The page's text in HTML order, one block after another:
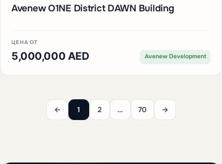
Avenew O1NE District DAWN Building
ЦЕНА ОТ
5,000,000 AED Avenew Development
← 1 2 … 70 →